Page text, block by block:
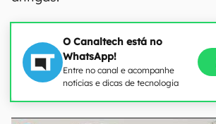
O Canaltech está no
WhatsApp!
Entre no canal e acompanhe
notícias e dicas de tecnologia